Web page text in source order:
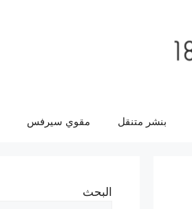
بنشر متنقل مقوي سيرفس
البحث